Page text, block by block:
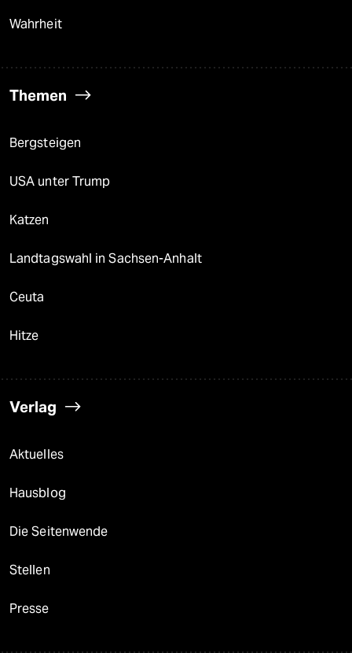
Wahrheit
Themen
Bergsteigen
USA unter Trump
Katzen
Landtagswahl in Sachsen-Anhalt
Ceuta
Hitze
Verlag
Aktuelles
Hausblog
Die Seitenwende
Stellen
Presse